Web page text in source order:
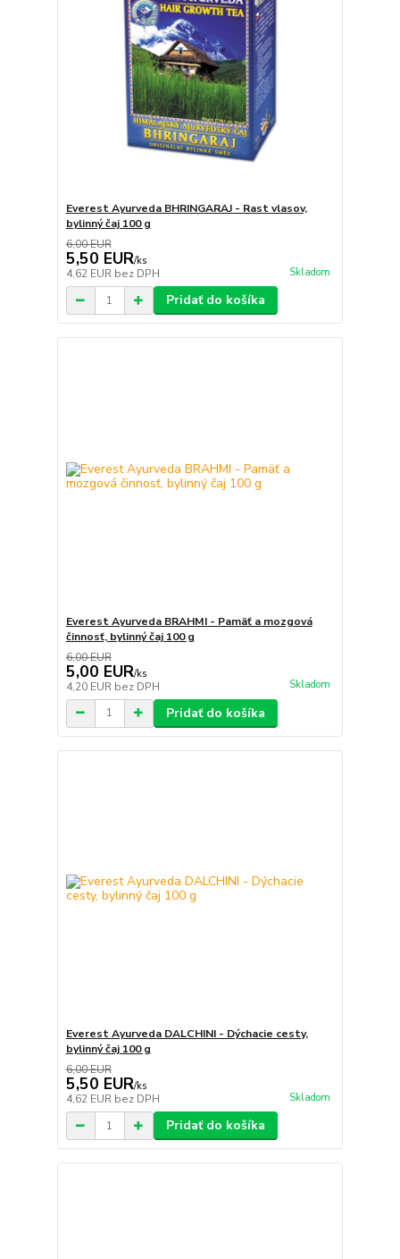
Everest Ayurveda BHRINGARAJ - Rast vlasov,
bylinný čaj 100 g
6,00 EUR
5,50 EUR/ks
4,62 EUR bez DPH Skladom
Pridať do košíka
Everest Ayurveda BRAHMI - Pamäť a mozgová
činnosť, bylinný čaj 100 g
6,00 EUR
5,00 EUR/ks
4,20 EUR bez DPH Skladom
Pridať do košíka
Everest Ayurveda DALCHINI - Dýchacie cesty,
bylinný čaj 100 g
6,00 EUR
5,50 EUR/ks
4,62 EUR bez DPH Skladom
Pridať do košíka